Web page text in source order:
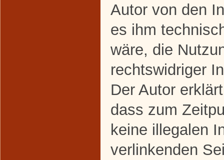
Autor von den
es ihm
wäre, die
rechtswidriger
Der Autor
dass zum
keine illegalen
verlinkenden